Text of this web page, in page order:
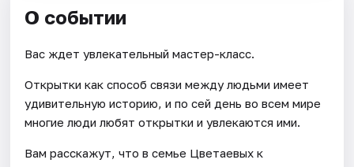
О событии
Вас ждет увлекательный мастер-класс.
Открытки как способ связи между людьми имеет
удивительную историю, и по сей день во всем мире
многие люди любят открытки и увлекаются ими.
Вам расскажут, что в семье Цветаевых к